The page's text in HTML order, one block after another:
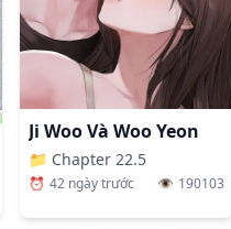
Ji Woo Và Woo Yeon
📁 Chapter 22.5
⏰ 42 ngày trước 👁️ 190103